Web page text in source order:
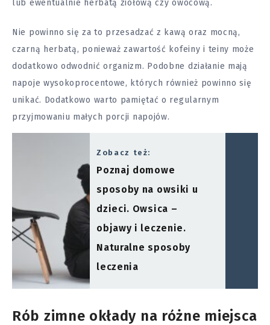
lub ewentualnie herbatą ziołową czy owocową.
Nie powinno się za to przesadzać z kawą oraz mocną,
czarną herbatą, ponieważ zawartość kofeiny i teiny może
dodatkowo odwodnić organizm. Podobne działanie mają
napoje wysokoprocentowe, których również powinno się
unikać. Dodatkowo warto pamiętać o regularnym
przyjmowaniu małych porcji napojów.
Zobacz też:
Poznaj domowe
sposoby na owsiki u
dzieci. Owsica –
objawy i leczenie.
Naturalne sposoby
leczenia
Rób zimne okłady na różne miejsca